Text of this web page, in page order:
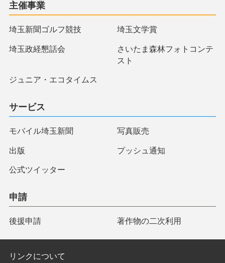
主催事業
埼玉新聞ゴルフ競技 埼玉文学賞
埼玉政経懇話会
さいたま森林フォトコンテ
スト
ジュニア・エコタイムス
サービス
モバイル埼玉新聞 写真販売
出版 プッシュ通知
公式ツイッター
申請
後援申請 著作物の二次利用
リンクについて